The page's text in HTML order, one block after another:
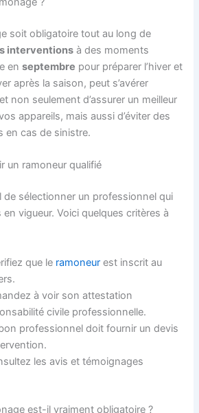
soit obligatoire tout au long de
interventions à des moments
enseptembre pour préparer l’hiver et
après la saison, peut s’avérer
non seulement d’assurer un meilleur
appareils, mais aussi d’éviter des
en cas de sinistre.
un ramoneur qualifié
de sélectionner un professionnel qui
vigueur. Voici quelques critères à
que le ramoneur est inscrit au
à voir son attestation
civile professionnelle.
professionnel doit fournir un devis
les avis et témoignages
est-il vraiment obligatoire ?